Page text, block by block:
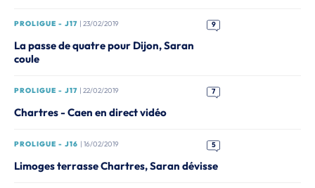
PROLIGUE - J17 | 23/02/2019 9
La passe de quatre pour Dijon, Saran
coule
PROLIGUE - J17 | 22/02/2019 7
Chartres - Caen en direct vidéo
PROLIGUE - J16 | 16/02/2019 5
Limoges terrasse Chartres, Saran dévisse